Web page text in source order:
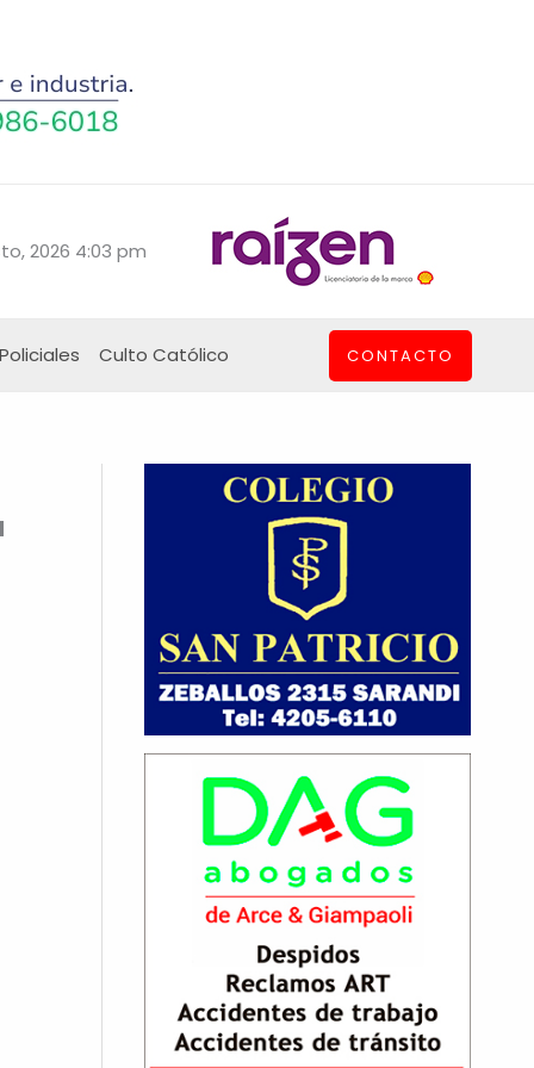
2026 4:03 pm
Policiales Culto Católico CONTACTO